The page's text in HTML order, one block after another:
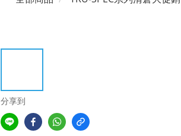
分享到